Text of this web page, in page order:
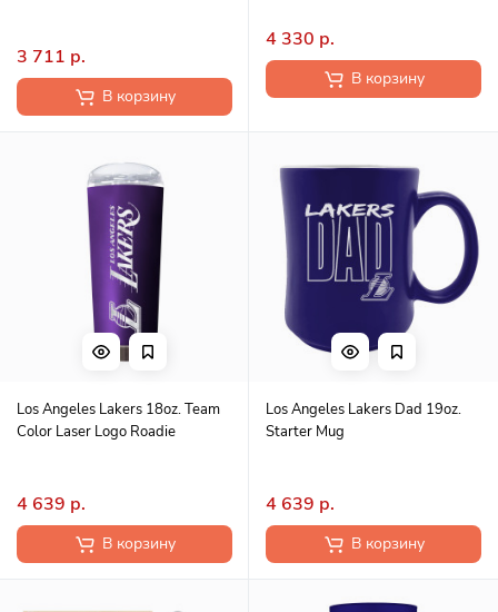
3 711 р.
В корзину
4 330 р.
В корзину
Los Angeles Lakers 18oz. Team
Color Laser Logo Roadie
4 639 р.
В корзину
Los Angeles Lakers Dad 19oz.
Starter Mug
4 639 р.
В корзину